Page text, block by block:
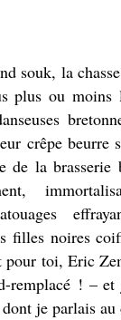
souk, la
plus ou moins
crêpe beurre
de la
filles noires
pour toi, Eric
remplacé ! –
je parlais au